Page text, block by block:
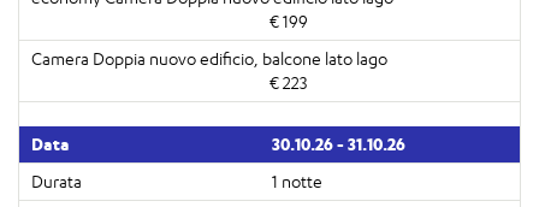
€ 199
€ 223
30.10.26 - 31.10.26
1 notte